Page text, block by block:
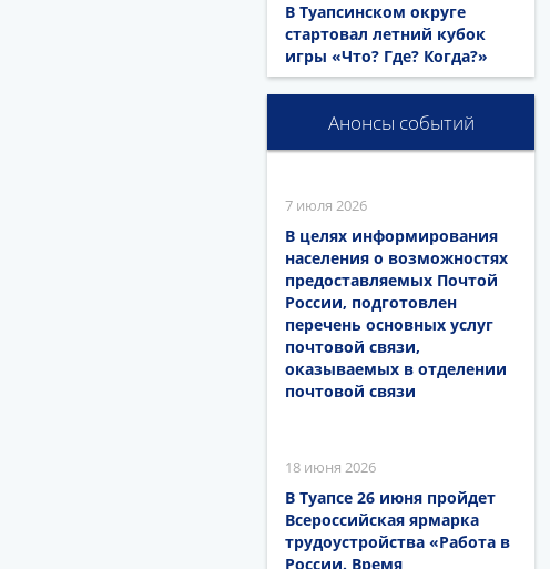
В Туапсинском округе
стартовал летний кубок
игры «Что? Где? Когда?»
Анонсы событий
7 июля 2026
В целях информирования
населения о возможностях
предоставляемых Почтой
России, подготовлен
перечень основных услуг
почтовой связи,
оказываемых в отделении
почтовой связи
18 июня 2026
В Туапсе 26 июня пройдет
Всероссийская ярмарка
трудоустройства «Работа в
России. Время